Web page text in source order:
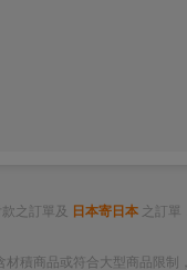
之訂單及 日本寄日本 之訂單
材積商品或符合大型商品限制